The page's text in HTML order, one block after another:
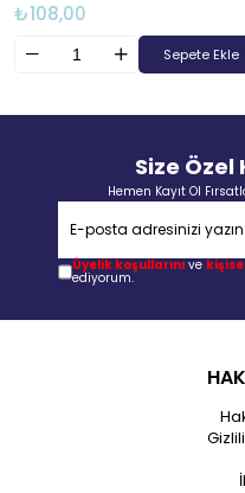
₺108,00
Sepete Ekle
Size
Hemen Kayıt Ol
Üyelik koşullarını ve
ediyorum.